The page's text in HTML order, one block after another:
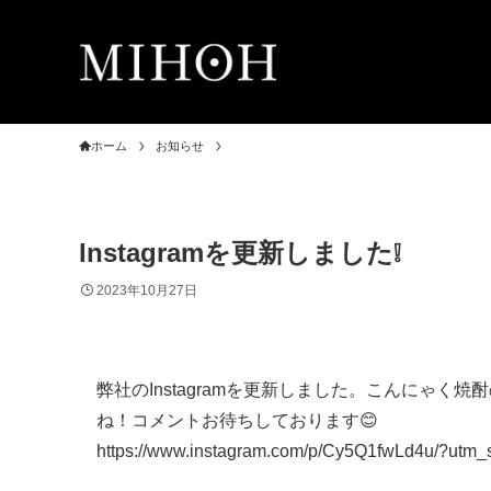
ホーム お知らせ
Instagramを更新しました❕
2023年10月27日
弊社のInstagramを更新しました。こんにゃく焼
ね！コメントお待ちしております😊
https://www.instagram.com/p/Cy5Q1fwLd4u/